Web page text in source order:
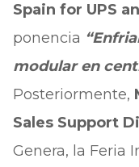
Spain for UPS
ponencia
modular en
Posteriormente,
Sales Support
Genera, la Feria